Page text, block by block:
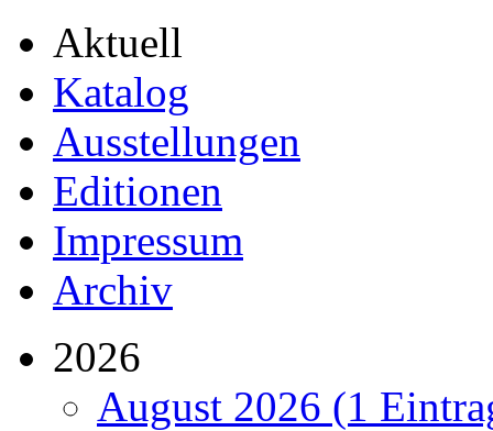
Aktuell
Katalog
Ausstellungen
Editionen
Impressum
Archiv
2026
August 2026 (1